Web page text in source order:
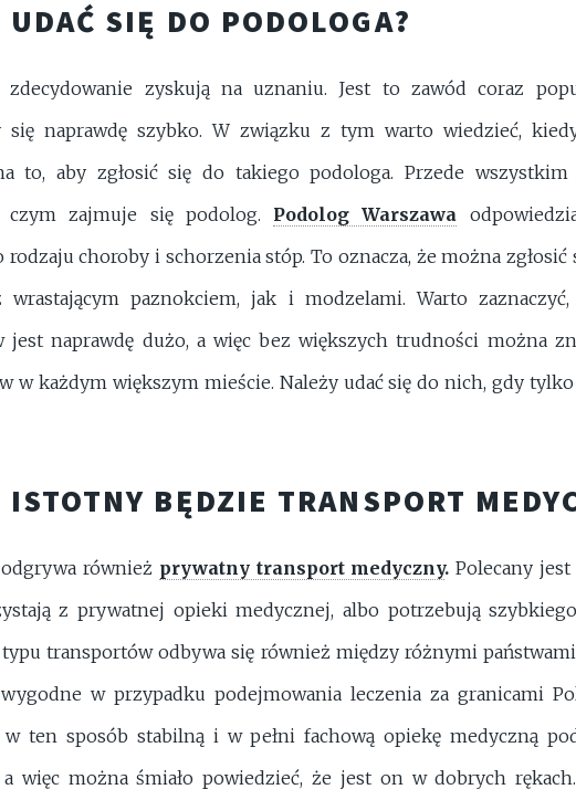
UDAĆ SIĘ DO PODOLOGA?
zdecydowanie zyskują na uznaniu. Jest to zawód coraz
się naprawdę szybko. W związku z tym warto wiedzieć,
to, aby zgłosić się do takiego podologa. Przede
czym zajmuje się podolog. Podolog Warszawa
rodzaju choroby i schorzenia stóp. To oznacza, że można zgłosić
wrastającym paznokciem, jak i modzelami. Warto
jest naprawdę dużo, a więc bez większych trudności można
w każdym większym mieście. Należy udać się do nich, gdy tylko
ISTOTNY BĘDZIE TRANSPORT
również prywatny transport medyczny.Polecany
z prywatnej opieki medycznej, albo potrzebują
transportów odbywa się również między różnymi państwami
w przypadku podejmowania leczenia za granicami
ten sposób stabilną i w pełni fachową opiekę medyczną
a więc można śmiało powiedzieć, że jest on w dobrych